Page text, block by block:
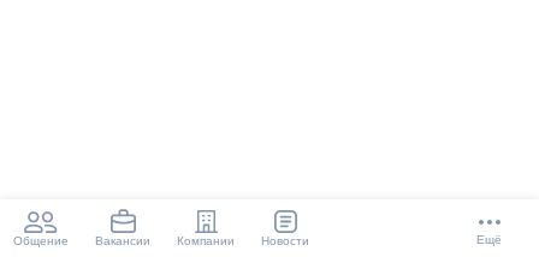
Общение Вакансии Компании Новости Ещё